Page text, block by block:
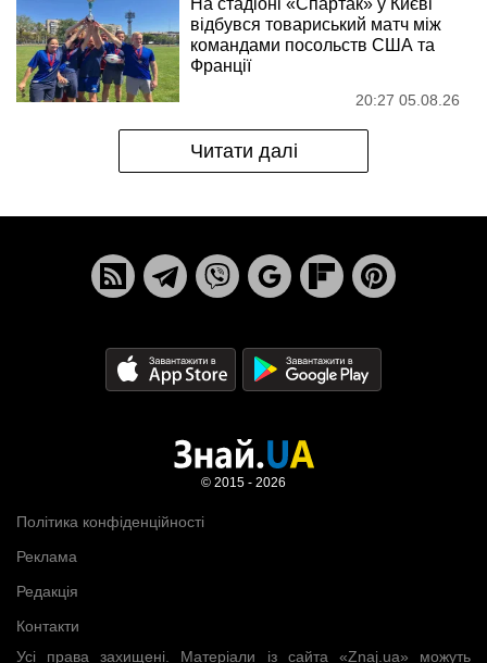
На стадіоні «Спартак» у Києві
відбувся товариський матч між
командами посольств США та
Франції
20:27 05.08.26
Читати далі
Усі права захищені. Матеріали із сайта «Znaj.ua» можуть
Політика конфіденційності
Реклама
Редакція
Контакти
© 2015 - 2026